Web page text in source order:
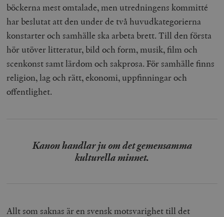
böckerna mest omtalade, men utredningens kommitté
har beslutat att den under de två huvudkategorierna
konstarter och samhälle ska arbeta brett. Till den första
hör utöver litteratur, bild och form, musik, film och
scenkonst samt lärdom och sakprosa. För samhälle finns
religion, lag och rätt, ekonomi, uppfinningar och
offentlighet.
Kanon handlar ju om det gemensamma
kulturella minnet.
Allt som saknas är en svensk motsvarighet till det